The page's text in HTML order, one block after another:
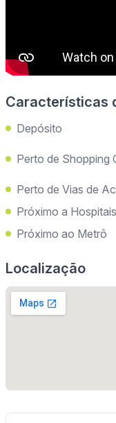
Características
Depósito
Perto de Shopping
Perto de Vias de
Próximo a Hospitais
Próximo ao Metrô
Localização